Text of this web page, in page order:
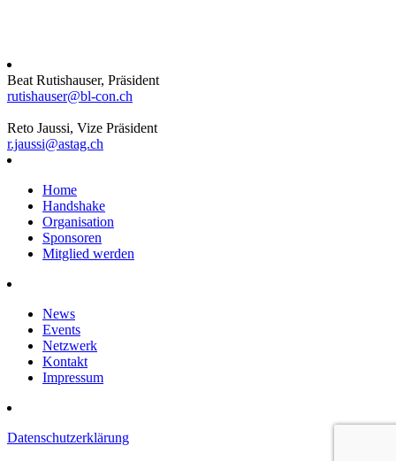
Beat Rutishauser, Präsident
rutishauser@bl-con.ch
Reto Jaussi, Vize Präsident
r.jaussi@astag.ch
Home
Handshake
Organisation
Sponsoren
Mitglied werden
News
Events
Netzwerk
Kontakt
Impressum
Datenschutzerklärung